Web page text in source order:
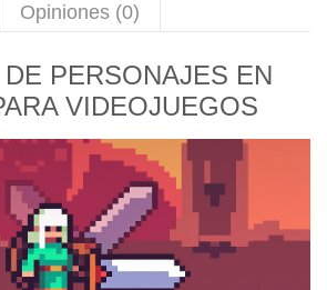
Opiniones (0)
PERSONAJES EN
VIDEOJUEGOS